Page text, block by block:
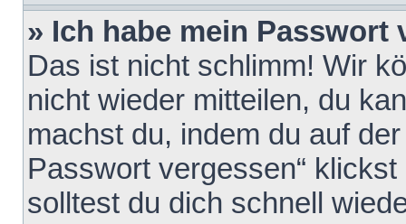
» Ich habe mein Passwort
Das ist nicht schlimm! Wir
nicht wieder mitteilen, du
machst du, indem du auf
Passwort vergessen“
solltest du dich schnell